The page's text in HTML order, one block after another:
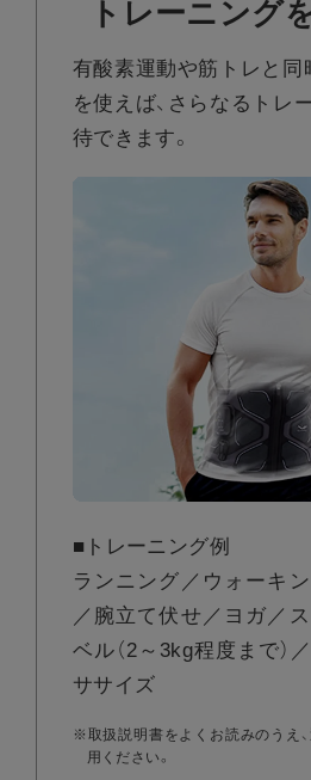
トレーニング
有酸素運動や筋トレと同
を使えば、 さらなるトレ
待できます。
■トレーニング例
ランニング／ウォーキ
／腕立て伏せ／ヨガ／
ベル（2～3kg程度まで）
ササイズ
※取扱説明書をよくお読みのうえ
用ください。